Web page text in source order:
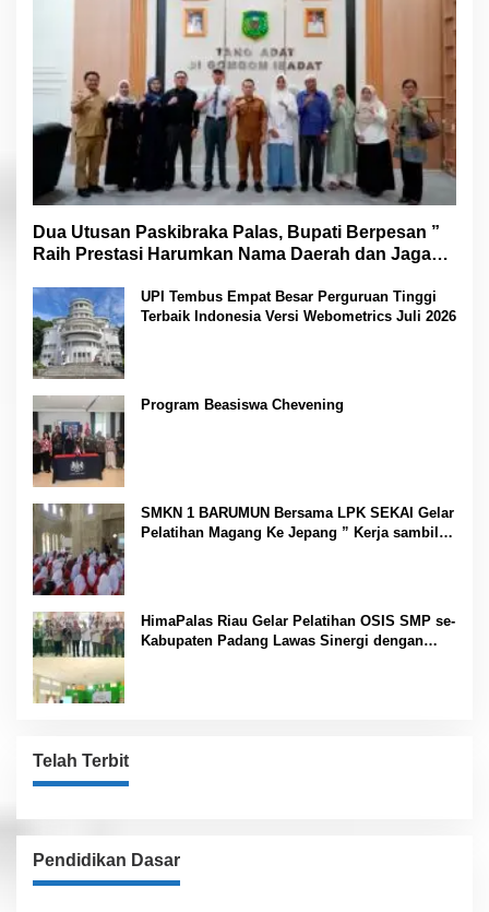
Dua Utusan Paskibraka Palas, Bupati Berpesan ”
Raih Prestasi Harumkan Nama Daerah dan Jaga
UPI Tembus Empat Besar Perguruan Tinggi
Terbaik Indonesia Versi Webometrics Juli 2026
Program Beasiswa Chevening
SMKN 1 BARUMUN Bersama LPK SEKAI Gelar
Pelatihan Magang Ke Jepang ” Kerja sambil
HimaPalas Riau Gelar Pelatihan OSIS SMP se-
Kabupaten Padang Lawas Sinergi dengan
Telah Terbit
Pendidikan Dasar